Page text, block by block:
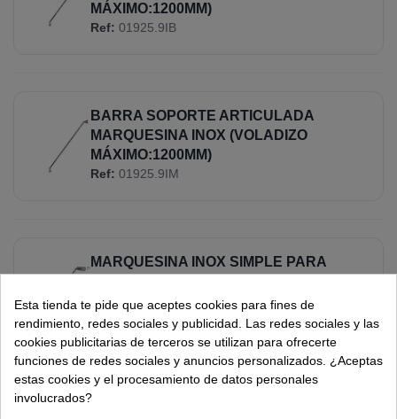
MÁXIMO:1200MM)
Ref: 01925.9IB
BARRA SOPORTE ARTICULADA
MARQUESINA INOX (VOLADIZO
MÁXIMO:1200MM)
Ref: 01925.9IM
MARQUESINA INOX SIMPLE PARA
Ref:04280.10IB
Esta tienda te pide que aceptes cookies para fines de
rendimiento, redes sociales y publicidad. Las redes sociales y las
cookies publicitarias de terceros se utilizan para ofrecerte
funciones de redes sociales y anuncios personalizados. ¿Aceptas
estas cookies y el procesamiento de datos personales
involucrados?